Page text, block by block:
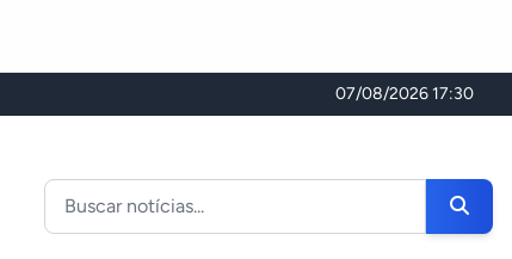
07/08/2026 17:30
Buscar noticias